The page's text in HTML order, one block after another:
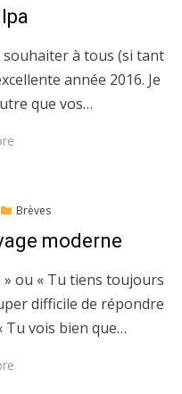
souhaiter à tous (si tant
année 2016. Je
que vos…
Brèves
moderne
» ou « Tu tiens toujours
difficile de répondre
Tu vois bien que…